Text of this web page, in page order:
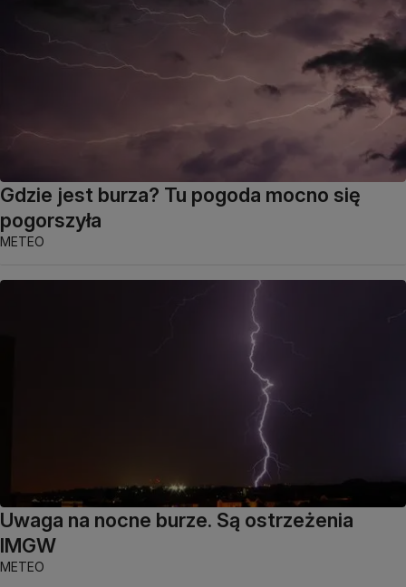
Gdzie jest burza? Tu pogoda mocno się
pogorszyła
METEO
Uwaga na nocne burze. Są ostrzeżenia
IMGW
METEO